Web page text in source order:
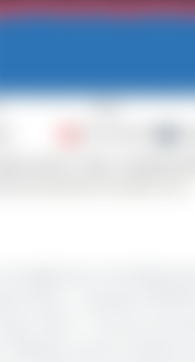
pogłowia, zmniejsza
2021 r. istniało 18
2021 r. W
Między innymi